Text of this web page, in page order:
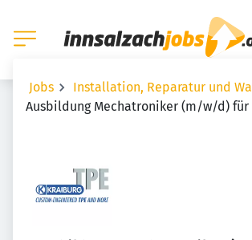
Jobs
Installation, Reparatur und
Ausbildung Mechatroniker (m/w/d) für